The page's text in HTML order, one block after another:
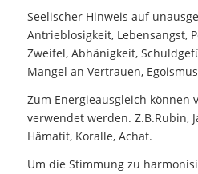
Seelischer Hinweis auf
Antrieblosigkeit, Lebensangst,
Zweifel, Abhänigkeit,
Mangel an Vertrauen,
Zum Energieausgleich können
verwendet werden. Z.B.Rubin,
Hämatit, Koralle, Achat.
Um die Stimmung zu